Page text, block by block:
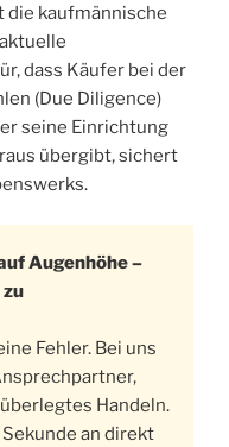
kaufmännische
dass Käufer bei der
(Due Diligence)
seine Einrichtung
übergibt, sichert
Augenhöhe –
Fehler. Bei uns
Handeln.
an direkt